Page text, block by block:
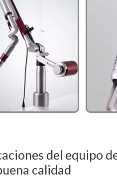
del equipo
calidad